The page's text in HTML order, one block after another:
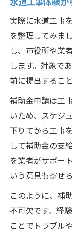
実際に水道工事
を整理してみま
し、市役所や業
します。対象で
前に提出するこ
補助金申請は工
いため、スケジ
下りてから工事
して補助金の支
を業者がサポー
いう意見も寄せ
このように、補
不可欠です。経
ことでトラブル